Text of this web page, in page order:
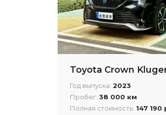
Toyota Crown
Год выпуска: 2023
Пробег: 38 000 км
Полная стоимость: 147 190